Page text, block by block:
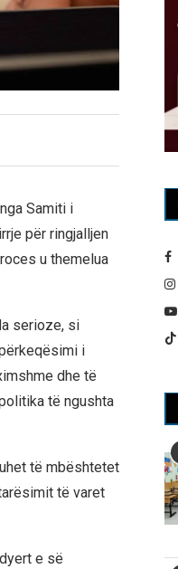
Samiti i
për ringjalljen
u themelua
serioze, si
i
dhe të
të ngushta
të mbështetet
të varet
e së